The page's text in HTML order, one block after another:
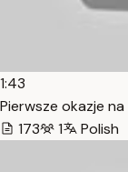
1:43
Pierwsze okazje
173
1 Polish